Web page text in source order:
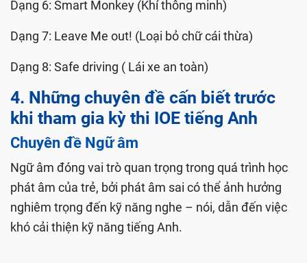
Dạng 6: Smart Monkey (Khỉ thông minh)
Dạng 7: Leave Me out! (Loại bỏ chữ cái thừa)
Dạng 8: Safe driving ( Lái xe an toàn)
4. Những chuyên đề cấn biết trước
khi tham gia kỳ thi IOE tiếng Anh
Chuyên đề Ngữ âm
Ngữ âm đóng vai trò quan trọng trong quá trình học
phát âm của trẻ, bởi phát âm sai có thể ảnh hưởng
nghiêm trọng đến kỹ năng nghe – nói, dẫn đến việc
khó cải thiện kỹ năng tiếng Anh.